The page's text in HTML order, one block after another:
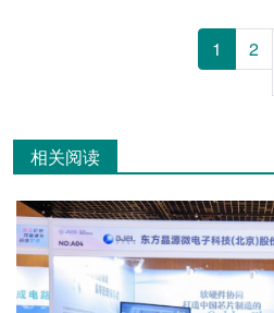
1 2
相关阅读